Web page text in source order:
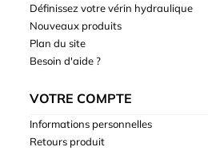
Définissez votre vérin hydraulique
Nouveaux produits
Plan du site
Besoin d'aide ?
VOTRE COMPTE
Informations personnelles
Retours produit